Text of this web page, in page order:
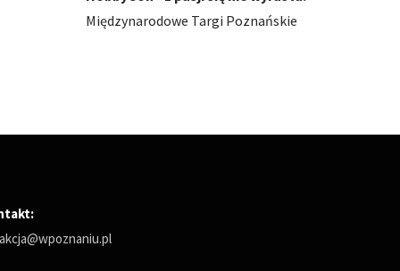
Międzynarodowe Targi Poznańskie